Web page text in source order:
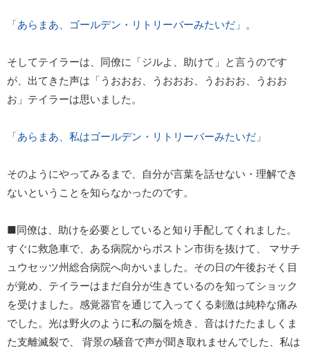
「あらまあ、ゴールデン・リトリーバーみたいだ」。
そしてテイラーは、同僚に「ジルよ、助けて」と言うのです
が、出てきた声は「うおおお、うおおお、うおおお、うおお
お」テイラーは思いました。
「あらまあ、私はゴールデン・リトリーバーみたいだ」
そのようにやってみるまで、自分が言葉を話せない・理解でき
ないということを知らなかったのです。
■同僚は、助けを必要としていると知り手配してくれました。
すぐに救急車で、ある病院からボストン市街を抜けて、 マサチ
ュウセッツ州総合病院へ向かいました。その日の午後おそく目
が覚め、テイラーはまだ自分が生きているのを知ってショック
を受けました。感覚器官を通じて入ってくる刺激は純粋な痛み
でした。光は野火のように私の脳を焼き、音はけたたましくま
た支離滅裂で、 背景の騒音で声が聞き取れませんでした、私は